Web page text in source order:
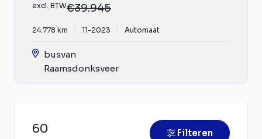
excl. BTW€39.945
24.778 km 11-2023 Automaat
busvan
Raamsdonksveer
60
Filteren